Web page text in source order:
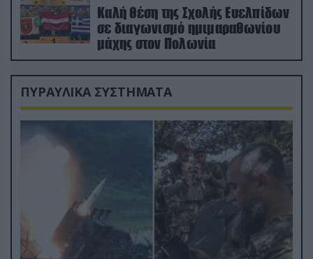
Καλή θέση της Σχολής Ευελπίδων
σε διαγωνισμό ημιμαραθωνίου
μάχης στον Πολωνία
ΠΥΡΑΥΛΙΚΑ ΣΥΣΤΗΜΑΤΑ